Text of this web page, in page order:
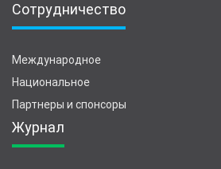
Сотрудничество
Международное
Национальное
Партнеры и спонсоры
Журнал